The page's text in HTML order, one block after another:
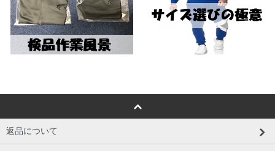
返品について